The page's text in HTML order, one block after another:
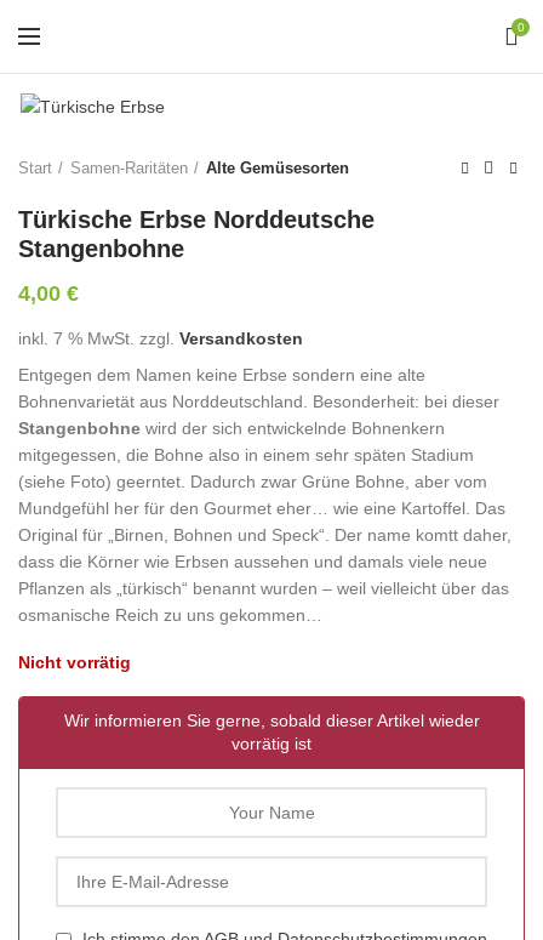
0
Start Samen-Raritäten Alte Gemüsesorten
Türkische Erbse Norddeutsche
Stangenbohne
4,00 €
inkl. 7 % MwSt. zzgl. Versandkosten
Entgegen dem Namen keine Erbse sondern eine alte
Bohnenvarietät aus Norddeutschland. Besonderheit: bei dieser
Stangenbohne wird der sich entwickelnde Bohnenkern
mitgegessen, die Bohne also in einem sehr späten Stadium
(siehe Foto) geerntet. Dadurch zwar Grüne Bohne, aber vom
Mundgefühl her für den Gourmet eher… wie eine Kartoffel. Das
Original für „Birnen, Bohnen und Speck“. Der name komtt daher,
dass die Körner wie Erbsen aussehen und damals viele neue
Pflanzen als „türkisch“ benannt wurden – weil vielleicht über das
osmanische Reich zu uns gekommen…
Nicht vorrätig
Wir informieren Sie gerne, sobald dieser Artikel wieder
vorrätig ist